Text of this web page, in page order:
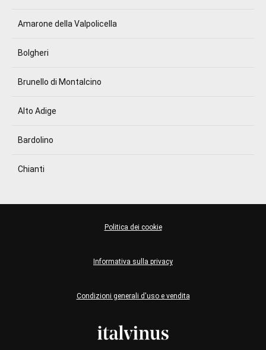
Amarone della Valpolicella
Bolgheri
Brunello di Montalcino
Alto Adige
Bardolino
Chianti
Condizioni generali d'uso e vendita
Informativa sulla privacy
Politica dei cookie